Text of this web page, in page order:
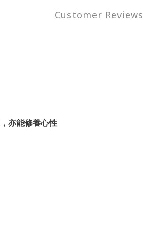
Customer Reviews
亦能修養心性